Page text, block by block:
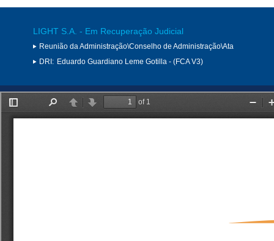
LIGHT S.A. - Em Recuperação Judicial
Reunião da Administração\Conselho de Administração\Ata
DRI: Eduardo Guardiano Leme Gotilla - (FCA V3)